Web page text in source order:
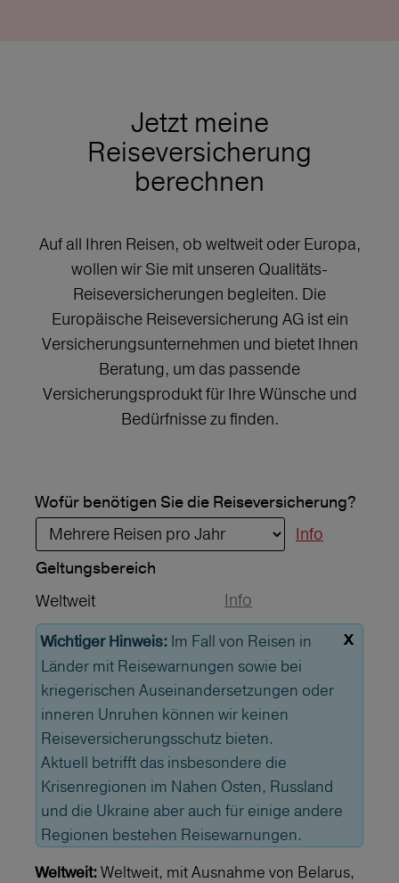
Jetzt meine
Reiseversicherung
berechnen
Auf all Ihren Reisen, ob weltweit oder Europa,
wollen wir Sie mit unseren Qualitäts-
Reiseversicherungen begleiten. Die
Europäische Reiseversicherung AG ist ein
Versicherungsunternehmen und bietet Ihnen
Beratung, um das passende
Versicherungsprodukt für Ihre Wünsche und
Bedürfnisse zu finden.
Wofür benötigen Sie die Reiseversicherung?
Info
Geltungs­bereich
Weltweit
Info
x
Wichtiger Hinweis: Im Fall von Reisen in
Länder mit Reisewarnungen sowie bei
kriegerischen Auseinandersetzungen oder
inneren Unruhen können wir keinen
Reiseversicherungsschutz bieten.
Aktuell betrifft das insbesondere die
Krisenregionen im Nahen Osten, Russland
und die Ukraine aber auch für einige andere
Regionen bestehen Reisewarnungen.
Weltweit: Weltweit, mit Ausnahme von Belarus,